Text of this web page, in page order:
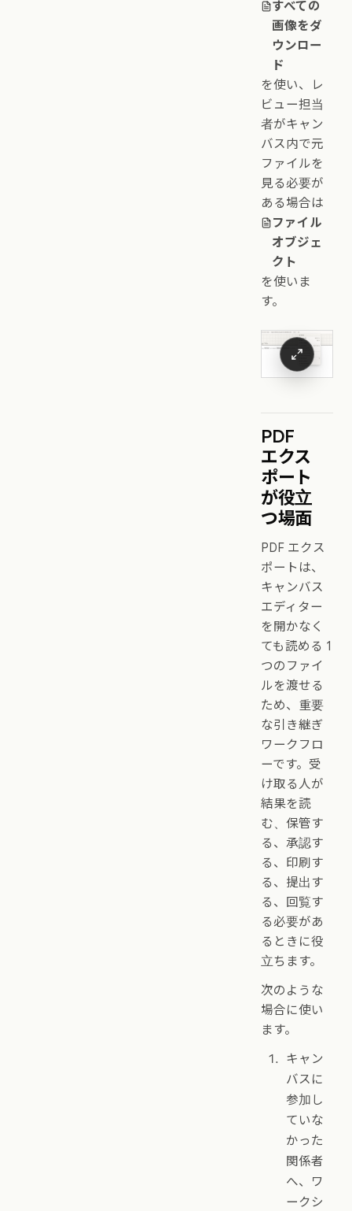
すべての
画像をダ
ウンロー
ド
を使い、レ
ビュー担当
者がキャン
バス内で元
ファイルを
見る必要が
ある場合は
ファイル
オブジェ
クト
を使いま
す。
PDF
エクス
ポート
が役立
つ場面
PDF エクス
ポートは、
キャンバス
エディター
を開かなく
ても読める 1
つのファイ
ルを渡せる
ため、重要
な引き継ぎ
ワークフロ
ーです。受
け取る人が
結果を読
む、保管す
る、承認す
る、印刷す
る、提出す
る、回覧す
る必要があ
るときに役
立ちます。
次のような
場合に使い
ます。
キャン
バスに
参加し
ていな
かった
関係者
へ、ワ
ークシ